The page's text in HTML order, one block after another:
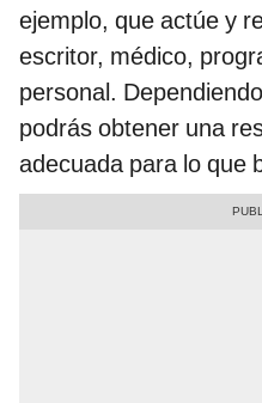
ejemplo, que actúe y
escritor, médico,
personal.
podrás obtener una
adecuada para lo que